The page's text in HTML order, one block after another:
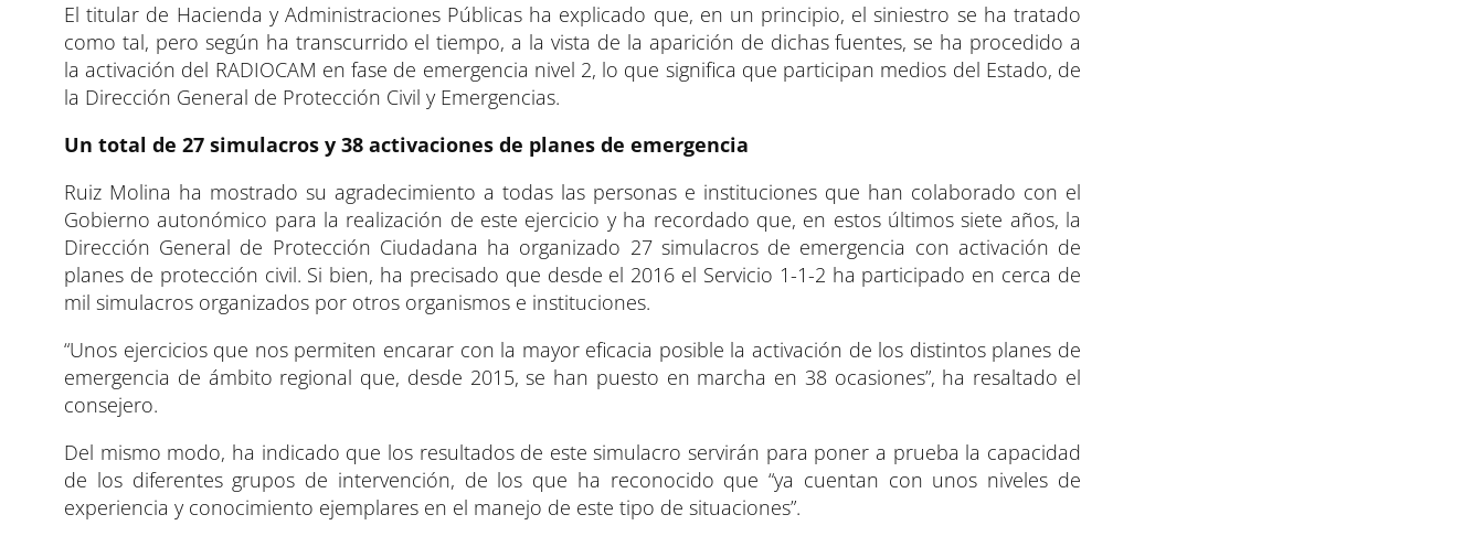
El titular de Hacienda y Administraciones Públicas ha explicado que, en un principio, el siniestro se ha tratado
como tal, pero según ha transcurrido el tiempo, a la vista de la aparición de dichas fuentes, se ha procedido a
la activación del RADIOCAM en fase de emergencia nivel 2, lo que significa que participan medios del Estado, de
la Dirección General de Protección Civil y Emergencias.
Un total de 27 simulacros y 38 activaciones de planes de emergencia
Ruiz Molina ha mostrado su agradecimiento a todas las personas e instituciones que han colaborado con el
Gobierno autonómico para la realización de este ejercicio y ha recordado que, en estos últimos siete años, la
Dirección General de Protección Ciudadana ha organizado 27 simulacros de emergencia con activación de
planes de protección civil. Si bien, ha precisado que desde el 2016 el Servicio 1-1-2 ha participado en cerca de
mil simulacros organizados por otros organismos e instituciones.
“Unos ejercicios que nos permiten encarar con la mayor eficacia posible la activación de los distintos planes de
emergencia de ámbito regional que, desde 2015, se han puesto en marcha en 38 ocasiones”, ha resaltado el
consejero.
Del mismo modo, ha indicado que los resultados de este simulacro servirán para poner a prueba la capacidad
de los diferentes grupos de intervención, de los que ha reconocido que “ya cuentan con unos niveles de
experiencia y conocimiento ejemplares en el manejo de este tipo de situaciones”.